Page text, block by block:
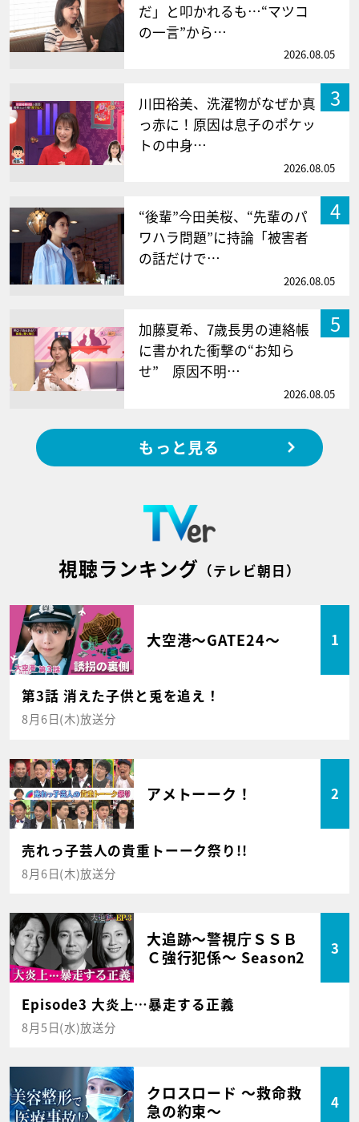
だ」と叩かれるも…“マツコ
の一言”から…
2026.08.05
3
川田裕美、洗濯物がなぜか真
っ赤に！原因は息子のポケッ
トの中身…
2026.08.05
4
“後輩”今田美桜、“先輩のパ
ワハラ問題”に持論「被害者
の話だけで…
2026.08.05
5
加藤夏希、7歳長男の連絡帳
に書かれた衝撃の“お知ら
せ” 原因不明…
2026.08.05
もっと見る
視聴ランキング （テレビ朝日）
大空港～GATE24～ 1
第3話 消えた子供と兎を追え！
8月6日(木)放送分
アメトーーク！ 2
売れっ子芸人の貴重トーーク祭り!!
8月6日(木)放送分
大追跡～警視庁ＳＳＢ
Ｃ強行犯係～ Season2
3
Episode3 大炎上…暴走する正義
8月5日(水)放送分
クロスロード ～救命救
急の約束～
4